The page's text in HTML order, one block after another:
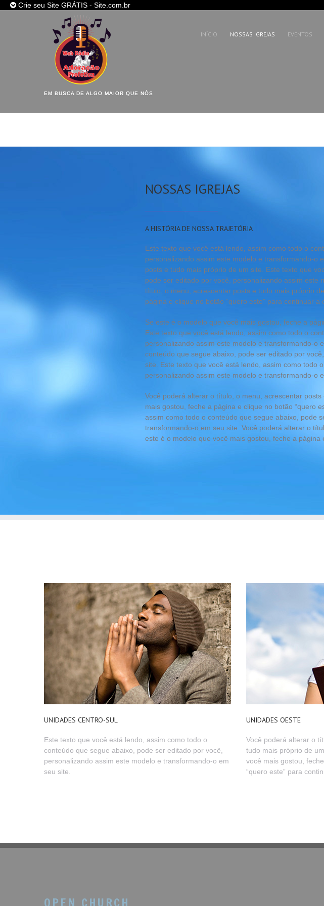
EM BUSCA DE ALGO MAIOR QUE NÓS
INÍCIO NOSSAS IGREJAS EVENTOS
NOSSAS IGREJAS
A HISTÓRIA DE NOSSA TRAJETÓRIA
Este texto que você está lendo, assim como todo o
personalizando assim este modelo e transformando-o
posts e tudo mais próprio de um site. Este texto que
pode ser editado por você, personalizando assim este
título, o menu, acrescentar posts e tudo mais próprio
página e clique no botão “quero este” para continuar a
Se este é o modelo que você mais gostou, feche a
Este texto que você está lendo, assim como todo o
personalizando assim este modelo e transformando-o
conteúdo que segue abaixo, pode ser editado por
site. Este texto que você está lendo, assim como todo
personalizando assim este modelo e transformando-o
Você poderá alterar o título, o menu, acrescentar
mais gostou, feche a página e clique no botão “quero
assim como todo o conteúdo que segue abaixo, pode
transformando-o em seu site. Você poderá alterar o
este é o modelo que você mais gostou, feche a página
UNIDADES CENTRO-SUL
Este texto que você está lendo, assim como todo o
conteúdo que segue abaixo, pode ser editado por você,
personalizando assim este modelo e transformando-o em
seu site.
UNIDADES OESTE
Você poderá alterar o
tudo mais próprio de
você mais gostou,
“quero este” para
Crie seu Site GRÁTIS - Site.com.br
SITEGRÁTIS
DIVERSOS MODELOS DE SITES PARA VOCÊ
INICIAR SEU PROJETO !
CRIE JÁ O SEU SITE